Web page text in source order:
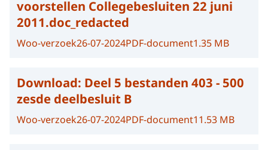
voorstellen Collegebesluiten 22 juni
2011.doc_redacted
Woo-verzoek26-07-2024PDF-document1.35 MB
Download: Deel 5 bestanden 403 - 500
zesde deelbesluit B
Woo-verzoek26-07-2024PDF-document11.53 MB